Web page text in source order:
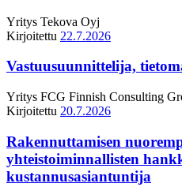
Yritys Tekova Oyj
Kirjoitettu 22.7.2026
Vastuusuunnittelija,
Yritys FCG Finnish Consulting
Kirjoitettu 20.7.2026
Rakennuttamisen
yhteistoiminnallisten
kustannusasiantuntija